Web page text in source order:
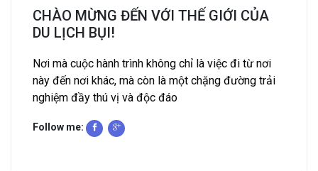
CHÀO MỪNG ĐẾN VỚI THẾ GIỚI CỦA
DU LỊCH BỤI!
Nơi mà cuộc hành trình không chỉ là việc đi từ nơi
này đến nơi khác, mà còn là một chặng đường trải
nghiệm đầy thú vị và độc đáo
Follow me: